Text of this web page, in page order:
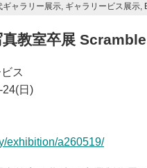
ャラリー展示, ギャラリービス展示,
教室卒展 Scramble
ス
24(日)
exhibition/a260519/